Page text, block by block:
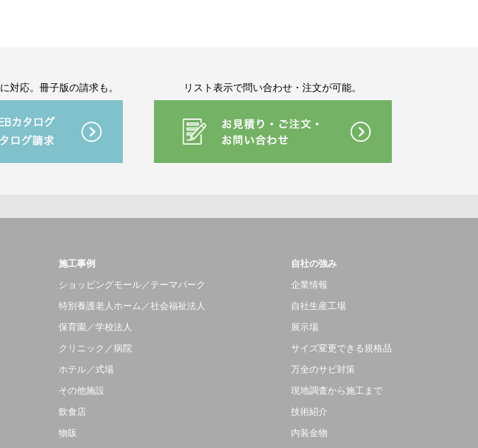
対応。冊子版の請求も。 リスト表示で問い合わせ・注文が可能。
施工事例
ショッピングモール／テーマパーク
特別養護老人ホーム／社会福祉法人
保育園／学校法人
クリニック／病院
ホテル／式場
その他施設
飲食店
物販
自社の強み
企業情報
自社生産工場
展示場
サイズ変更できる規格品
万全のサビ対策
現地調査から施工まで
技術紹介
内装金物